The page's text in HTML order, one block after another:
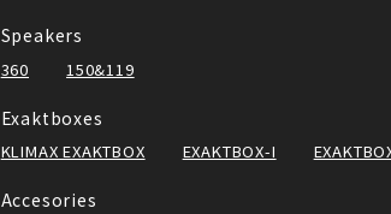
Speakers
360 150&119
Exaktboxes
KLIMAX EXAKTBOX EXAKTBOX-I
Accesories